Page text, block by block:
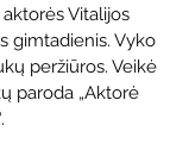
Vitalijos
gimtadienis. Vyko
peržiūros. Veikė
paroda „Aktorė